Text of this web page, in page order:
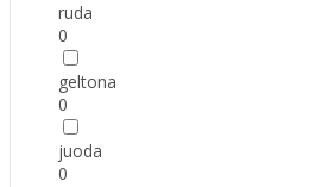
ruda
0
geltona
0
juoda
0